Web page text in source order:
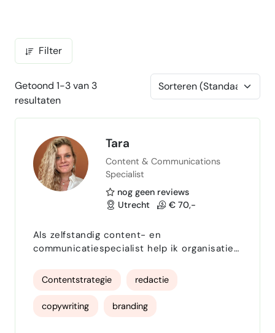
Filter
Getoond 1-3 van 3
resultaten
Tara
Content & Communications
Specialist
nog geen reviews
Utrecht
€ 70,-
Als zelfstandig content- en
communicatiespecialist help ik organisaties
effectieve (online) content. Ik schrijf in het
Nederlands & Engels en heb ervaring als
(eind)redacteur voor tijdschriften en
websites. Maar als communicatiestrateeg
Contentstrategie redactie
copywriting branding